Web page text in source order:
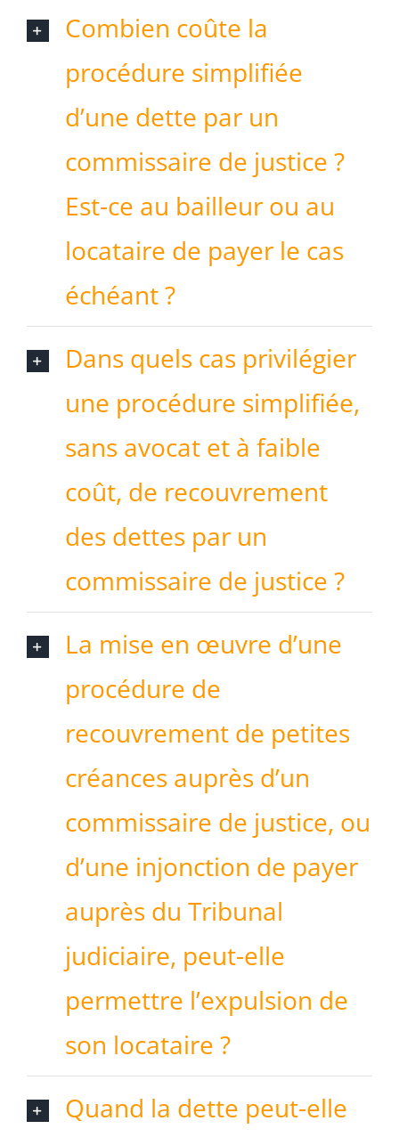
Combien coûte la
procédure simplifiée
d’une dette par un
commissaire de justice ?
Est-ce au bailleur ou au
locataire de payer le cas
échéant ?
Dans quels cas privilégier
une procédure simplifiée,
sans avocat et à faible
coût, de recouvrement
des dettes par un
commissaire de justice ?
La mise en œuvre d’une
procédure de
recouvrement de petites
créances auprès d’un
commissaire de justice, ou
d’une injonction de payer
auprès du Tribunal
judiciaire, peut-elle
permettre l’expulsion de
son locataire ?
Quand la dette peut-elle